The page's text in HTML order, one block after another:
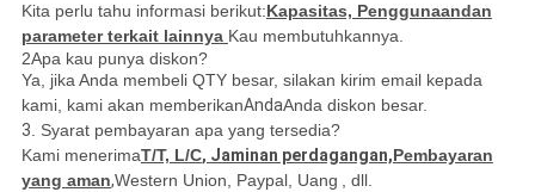
Kita perlu tahu informasi berikut:Kapasitas, Penggunaandan
parameter terkait lainnya Kau membutuhkannya.
2Apa kau punya diskon?
Ya, jika Anda membeli QTY besar, silakan kirim email kepada
kami, kami akan memberikanAndaAnda diskon besar.
3. Syarat pembayaran apa yang tersedia?
Kami menerimaT/T, L/C, Jaminan perdagangan,Pembayaran
yang aman,Western Union, Paypal, Uang , dll.